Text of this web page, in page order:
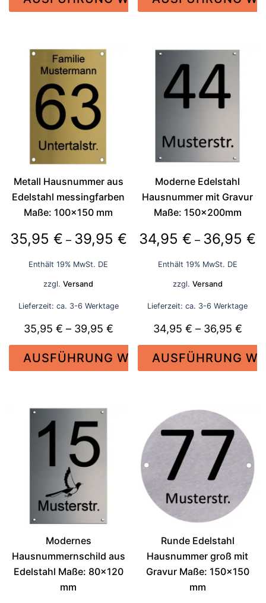
bis
weist
mehrere
Varianten
auf.
Die
Optionen
können
auf
der
Produktseite
gewählt
bis
mehrere
Varianten
Optionen
können
auf
der
Produktseite
gewählt
Metall Hausnummer aus
Edelstahl messingfarben
Maße: 100×150 mm
35,95 € – 39,95 €Preisspanne:
Enthält 19% MwSt. DE
zzgl.Versand
Lieferzeit: ca. 3-6 Werktage
35,95 € – 39,95 €Preisspanne:
35,95 €
bis
AUSFÜHRUNG WÄHLEN
mehrere
Varianten
auf.
Die
Optionen
können
auf
der
Produktseite
gewählt
werden
Moderne Edelstahl
Hausnummer mit Gravur
Maße: 150x200mm
34,95€ – 36,95€
Enthält 19% MwSt. DE
zzgl. Versand
Lieferzeit: ca. 3-6 Werktage
34,95 € – 36,95 €
bis
AUSFÜHRUNG
weist
mehrere
Varianten
Die
Optionen
auf
der
Produktseite
gewählt
werden
Modernes
Hausnummernschild aus
Edelstahl Maße: 80×120
mm
Runde Edelstahl
Hausnummer groß mit
Gravur Maße: 150×150
mm